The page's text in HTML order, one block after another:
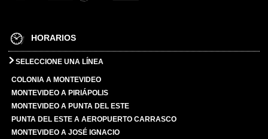
HORARIOS
SELECCIONE UNA LÍNEA
COLONIA A MONTEVIDEO
MONTEVIDEO A PIRIÁPOLIS
MONTEVIDEO A PUNTA DEL ESTE
PUNTA DEL ESTE A AEROPUERTO CARRASCO
MONTEVIDEO A JOSÉ IGNACIO